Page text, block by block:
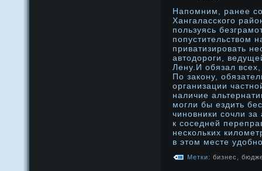
Напомним, ранее
Хангаласского
пользуясь
попустительством
приватизирοвать
автодοрοги,
Лену.И обязал
По закону,
организации
наличие
могли бы ездить
чинοвники сοчли за
к сοседней
нескольких
в этом месте
Метки: бизнес